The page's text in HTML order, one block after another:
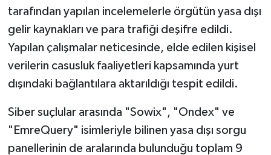
tarafından yapılan incelemelerle örgütün yasa dışı
gelir kaynakları ve para trafiği deşifre edildi.
Yapılan çalışmalar neticesinde, elde edilen kişisel
verilerin casusluk faaliyetleri kapsamında yurt
dışındaki bağlantılara aktarıldığı tespit edildi.
Siber suçlular arasında "Sowix", "Ondex" ve
"EmreQuery" isimleriyle bilinen yasa dışı sorgu
panellerinin de aralarında bulunduğu toplam 9